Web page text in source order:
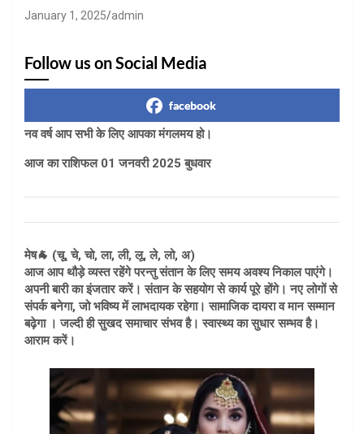
January 1, 2025 admin
Follow us on Social Media
facebook
नव वर्ष आप सभी के लिए आपका मंगलमय हो।
आज का राशिफल 01 जनवरी 2025 बुधवार
मेष🐐 (चू, चे, चो, ला, ली, लू, ले, लो, अ)
आज आप थौड़े व्यस्त रहेंगे परन्तु संतान के लिए समय अवश्य निकाल पाएंगे।
अपनी बारी का इंजतार करें। संतान के सहयोग से कार्य पूरे होंगे। नए लोगों से
संपर्क बनेगा, जो भविष्य में लाभदायक रहेगा। सामाजिक दायरा व मान सम्मान
बढ़ेगा । जल्दी ही सुखद समाचार संभव है। स्वास्थ्य का सुधार सम्भव है।
आराम करें।